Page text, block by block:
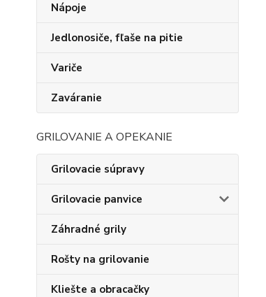
Nápoje
Jedlonosiče, fľaše na pitie
Variče
Zaváranie
GRILOVANIE A OPEKANIE
Grilovacie súpravy
Grilovacie panvice
Záhradné grily
Rošty na grilovanie
Kliešte a obracačky